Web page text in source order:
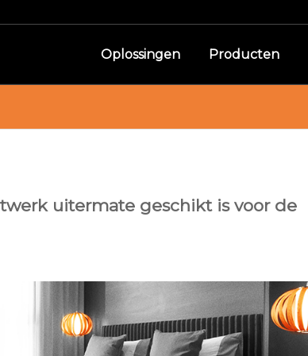
Oplossingen Producten
uitermate geschikt is voor de